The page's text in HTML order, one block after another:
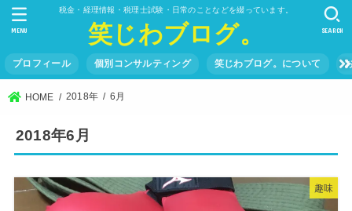
税金・経理情報・税理士試験・日常のことなどを綴っています。
笑じわブログ。
プロフィール 個別コンサルティング 笑じわブログ。について
SEARCH
MENU
HOME 2018年 6月
2018年6月
趣味